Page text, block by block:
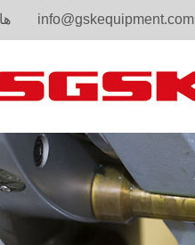
info@gskequipment.com